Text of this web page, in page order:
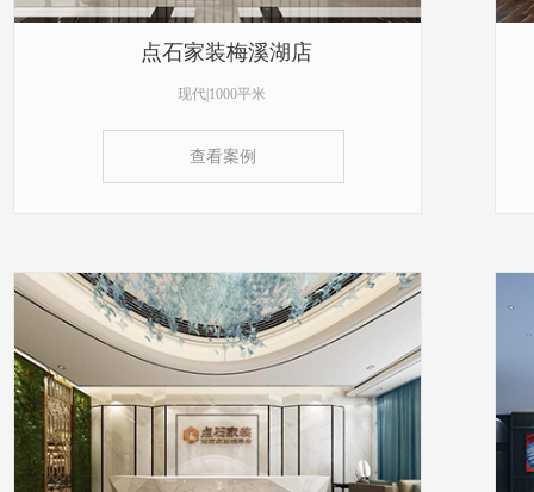
点石家装梅溪湖店
现代|1000平米
查看案例